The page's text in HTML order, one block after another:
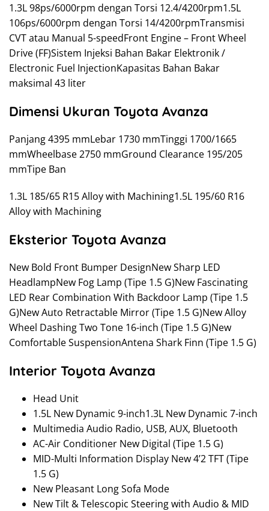
1.3L 98ps/6000rpm dengan Torsi 12.4/4200rpm1.5L
106ps/6000rpm dengan Torsi 14/4200rpmTransmisi
CVT atau Manual 5-speedFront Engine – Front Wheel
Drive (FF)Sistem Injeksi Bahan Bakar Elektronik /
Electronic Fuel InjectionKapasitas Bahan Bakar
maksimal 43 liter
Dimensi Ukuran Toyota Avanza
Panjang 4395 mmLebar 1730 mmTinggi 1700/1665
mmWheelbase 2750 mmGround Clearance 195/205
mmTipe Ban
1.3L 185/65 R15 Alloy with Machining1.5L 195/60 R16
Alloy with Machining
Eksterior Toyota Avanza
New Bold Front Bumper DesignNew Sharp LED
HeadlampNew Fog Lamp (Tipe 1.5 G)New Fascinating
LED Rear Combination With Backdoor Lamp (Tipe 1.5
G)New Auto Retractable Mirror (Tipe 1.5 G)New Alloy
Wheel Dashing Two Tone 16-inch (Tipe 1.5 G)New
Comfortable SuspensionAntena Shark Finn (Tipe 1.5 G)
Interior Toyota Avanza
Head Unit
1.5L New Dynamic 9-inch1.3L New Dynamic 7-inch
Multimedia Audio Radio, USB, AUX, Bluetooth
AC-Air Conditioner New Digital (Tipe 1.5 G)
MID-Multi Information Display New 4’2 TFT (Tipe
1.5 G)
New Pleasant Long Sofa Mode
New Tilt & Telescopic Steering with Audio & MID